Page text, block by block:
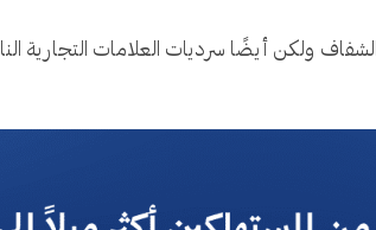
ولكن أيضًا سرديات العلامات التجارية